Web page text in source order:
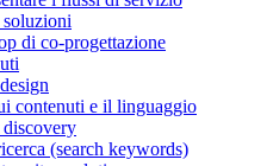
soluzioni
di co-progettazione
contenuti e il linguaggio
(search keywords)